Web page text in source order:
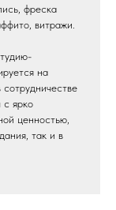
фреска
витражи.
на
с ярко
ценностью,
так и в